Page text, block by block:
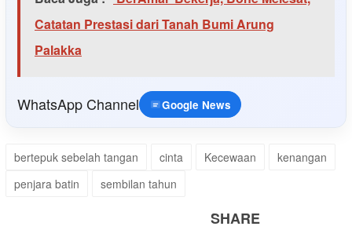
Catatan Prestasi dari Tanah Bumi Arung
Palakka
WhatsApp Channel Google News
bertepuk sebelah tangan cinta Kecewaan
kenangan
penjara batin
sembilan tahun
SHARE